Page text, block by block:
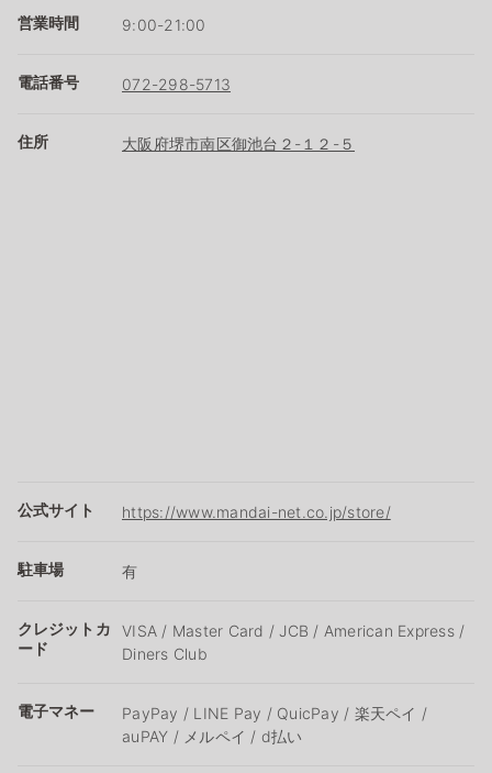
営業時間 9:00-21:00
電話番号 072-298-5713
住所 大阪府堺市南区御池台２-１２-５
公式サイト https://www.mandai-net.co.jp/store/
駐車場 有
クレジットカ
ード
VISA / Master Card / JCB / American Express /
Diners Club
電子マネー
PayPay / LINE Pay / QuicPay / 楽天ペイ /
auPAY / メルペイ / d払い